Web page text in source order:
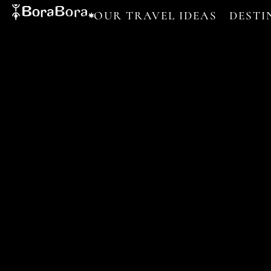
OUR TRAVEL IDEAS